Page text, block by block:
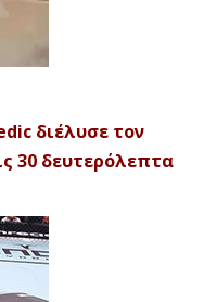
διέλυσε τον
30 δευτερόλεπτα